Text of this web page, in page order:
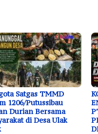
Satgas TMMD
1206/Putussibau
Durian Bersama
di Desa Ulak